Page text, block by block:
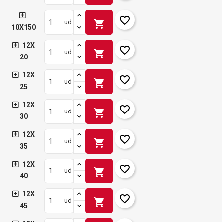
10X150
ud shopping_cart favorite_border
12X
20
ud shopping_cart favorite_border
12X
25
ud shopping_cart favorite_border
12X
30
ud shopping_cart favorite_border
12X
35
ud shopping_cart favorite_border
12X
40
ud shopping_cart favorite_border
12X
45
ud shopping_cart favorite_border